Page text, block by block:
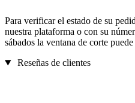
Para verificar el estado de su
nuestra plataforma o con su
sábados la ventana de corte
Reseñas de clientes